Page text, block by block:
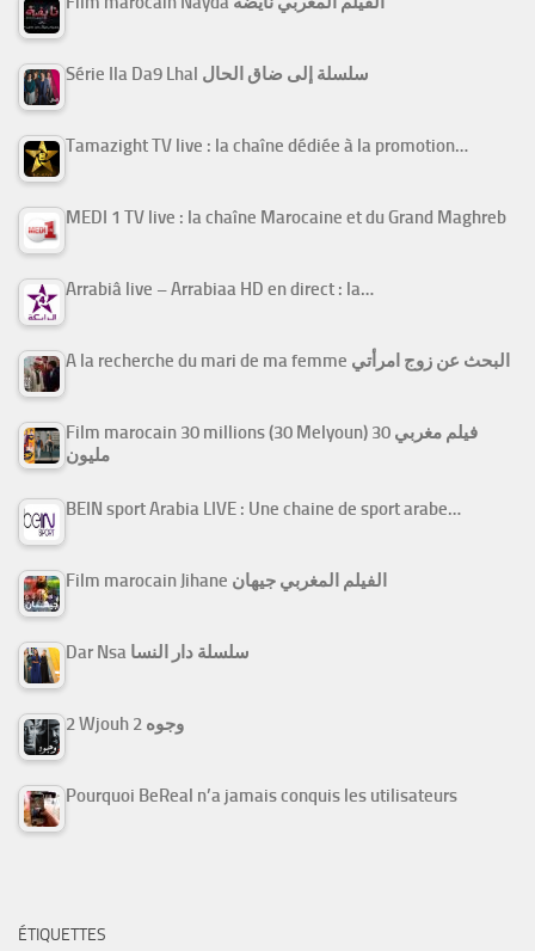
Série Ila Da9 Lhal سلسلة إلى ضاق الحال
Tamazight TV live : la chaîne dédiée à la promotion…
MEDI 1 TV live : la chaîne Marocaine et du Grand Maghreb
Arrabiâ live – Arrabiaa HD en direct : la…
A la recherche du mari de ma femme البحث عن زوج امرأتي
Film marocain 30 millions (30 Melyoun) فيلم مغربي 30
مليون
BEIN sport Arabia LIVE : Une chaine de sport arabe…
Film marocain Jihane الفيلم المغربي جيهان
Dar Nsa سلسلة دار النسا
2 Wjouh 2 وجوه
Pourquoi BeReal n’a jamais conquis les utilisateurs
ÉTIQUETTES